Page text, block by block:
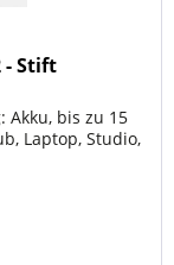
- Stift
Akku, bis zu 15
Laptop, Studio,